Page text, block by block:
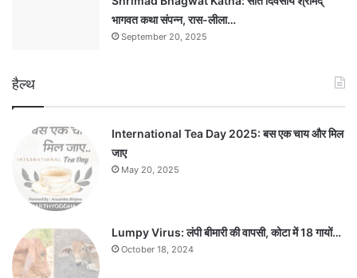
भागवत कथा संपन्न, रास-लीला…
September 20, 2025
हैल्थ
International Tea Day 2025: बस एक चाय और मिल
जाए
May 20, 2025
Lumpy Virus: लंपी बीमारी की वापसी, कोटा में 18 गायों…
October 18, 2024